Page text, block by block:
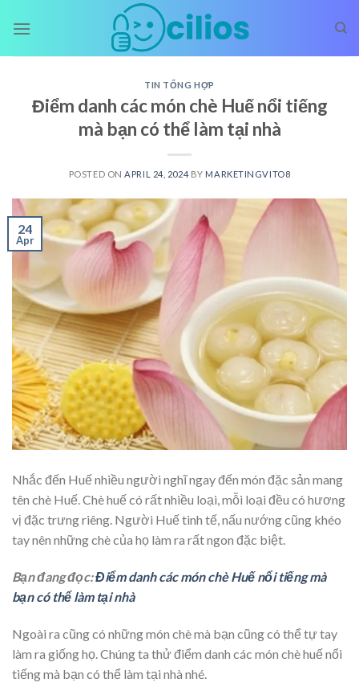
TIN TỔNG HỢP
Điểm danh các món chè Huế nổi tiếng
mà bạn có thể làm tại nhà
POSTED ON APRIL 24, 2024 BY MARKETINGVITO8
24
Apr
Nhắc đến Huế nhiều người nghĩ ngay đến món đặc sản mang
tên chè Huế. Chè huế có rất nhiều loại, mỗi loại đều có hương
vị đặc trưng riêng. Người Huế tinh tế, nấu nướng cũng khéo
tay nên những chè của họ làm ra rất ngon đặc biệt.
Bạn đang đọc:Điểm danh các món chè Huế nổi tiếng mà
bạn có thể làm tại nhà
Ngoài ra cũng có những món chè mà bạn cũng có thể tự tay
làm ra giống họ. Chúng ta thử điểm danh các món chè huế nổi
tiếng mà bạn có thể làm tại nhà nhé.